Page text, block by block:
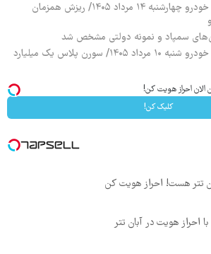
قیمت محصولات ایران خودرو چهارشنبه ۱۴ مرداد ۱۴۰۵/ ریزش همزمان
سمپاد و نمونه دولتی مشخص شد
قیمت محصولات ایران خودرو شنبه ۱۰ مرداد ۱۴۰۵/ سورن پلاس یک میلیارد
کلیک کن!
تتر هست! احراز هویت کن